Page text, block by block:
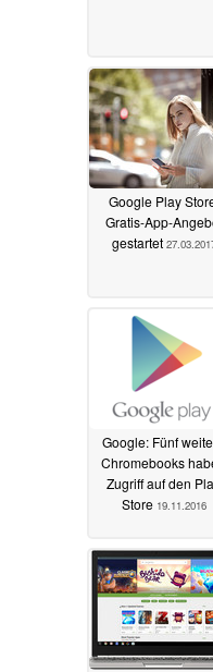
Google Play
Gratis-App-
gestartet
Google: Fünf
Chromebooks
Zugriff auf den
Store 19.11.2016